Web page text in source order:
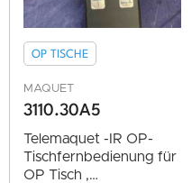
OP TISCHE
MAQUET
3110.30A5
Telemaquet -IR OP-
Tischfernbedienung für
OP Tisch ,